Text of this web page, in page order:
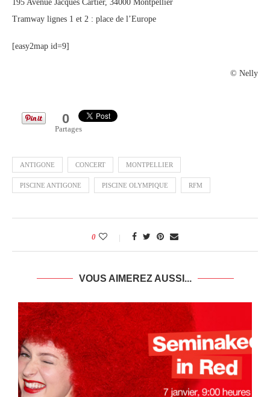
195 Avenue Jacques Cartier, 34000 Montpellier
Tramway lignes 1 et 2 : place de l’Europe
[easy2map id=9]
© Nelly
0
Partages
ANTIGONE CONCERT MONTPELLIER
PISCINE ANTIGONE PISCINE OLYMPIQUE RFM
0
VOUS AIMEREZ AUSSI...